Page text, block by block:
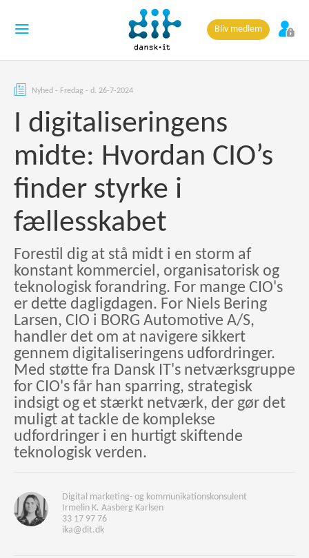
Bliv medlem
Nyhed - Fredag - d. 26-7-2024
I digitaliseringens
midte: Hvordan CIO’s
finder styrke i
fællesskabet
Forestil dig at stå midt i en storm af
konstant kommerciel, organisatorisk og
teknologisk forandring. For mange CIO's
er dette dagligdagen. For Niels Bering
Larsen, CIO i BORG Automotive A/S,
handler det om at navigere sikkert
gennem digitaliseringens udfordringer.
Med støtte fra Dansk IT's netværksgruppe
for CIO's får han sparring, strategisk
indsigt og et stærkt netværk, der gør det
muligt at tackle de komplekse
udfordringer i en hurtigt skiftende
teknologisk verden.
Digital marketing- og kommunikationskonsulent
Irmelin K. Aasberg Karlsen
33 17 97 76
ika@dit.dk